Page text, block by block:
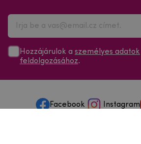
Hozzájárulok a személyes adatok
feldolgozásához.
Facebook Instagram